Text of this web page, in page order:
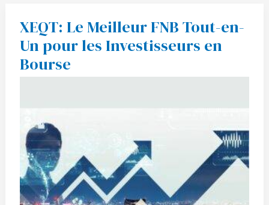
XEQT: Le Meilleur FNB Tout-en-
Un pour les Investisseurs en
Bourse
XEQT:
Le
Meilleur
FNB
Tout-
en-
Un
Bourse